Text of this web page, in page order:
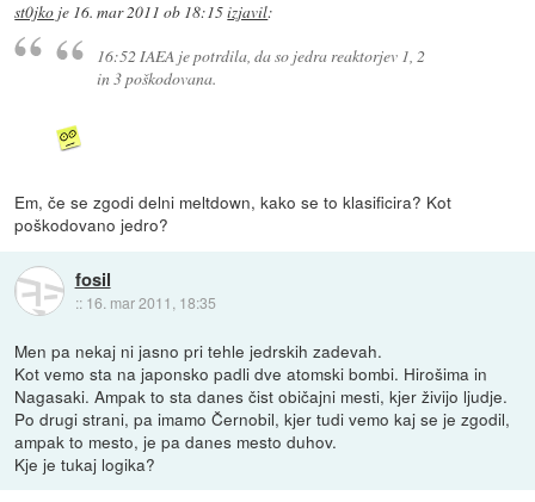
st0jko je 16. mar 2011 ob 18:15izjavil:
16:52 IAEA je potrdila, da so jedra reaktorjev 1, 2
in 3 poškodovana.
Em, če se zgodi delni meltdown, kako se to klasificira? Kot
poškodovano jedro?
fosil
:: 16. mar 2011, 18:35
Men pa nekaj ni jasno pri tehle jedrskih zadevah.
Kot vemo sta na japonsko padli dve atomski bombi. Hirošima in
Nagasaki. Ampak to sta danes čist običajni mesti, kjer živijo ljudje.
Po drugi strani, pa imamo Černobil, kjer tudi vemo kaj se je zgodil,
ampak to mesto, je pa danes mesto duhov.
Kje je tukaj logika?